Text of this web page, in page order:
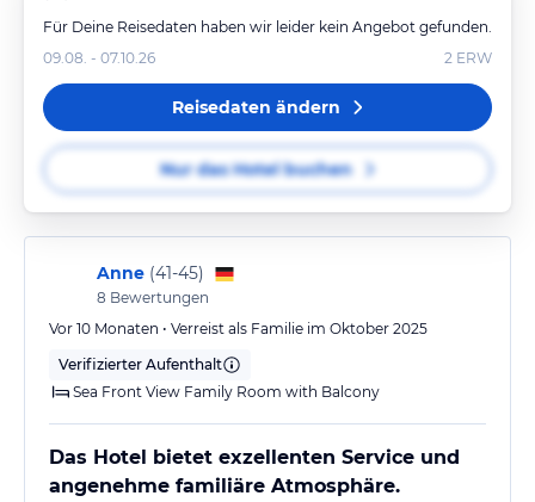
Für Deine Reisedaten haben wir leider kein Angebot gefunden.
09.08. - 07.10.26
2 ERW
Reisedaten ändern
Nur das Hotel buchen
Anne (41-45)
8 Bewertungen
Vor 10 Monaten • Verreist als Familie im Oktober 2025
Verifizierter Aufenthalt
Sea Front View Family Room with Balcony
Das Hotel bietet exzellenten Service und
angenehme familiäre Atmosphäre.